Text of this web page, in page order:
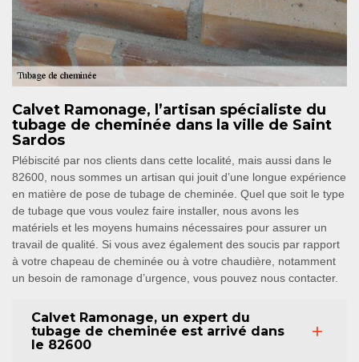
Calvet Ramonage, l’artisan spécialiste du
tubage de cheminée dans la ville de Saint
Sardos
Plébiscité par nos clients dans cette localité, mais aussi dans le
82600, nous sommes un artisan qui jouit d’une longue expérience
en matière de pose de tubage de cheminée. Quel que soit le type
de tubage que vous voulez faire installer, nous avons les
matériels et les moyens humains nécessaires pour assurer un
travail de qualité. Si vous avez également des soucis par rapport
à votre chapeau de cheminée ou à votre chaudière, notamment
un besoin de ramonage d’urgence, vous pouvez nous contacter.
Calvet Ramonage, un expert du
tubage de cheminée est arrivé dans
le 82600